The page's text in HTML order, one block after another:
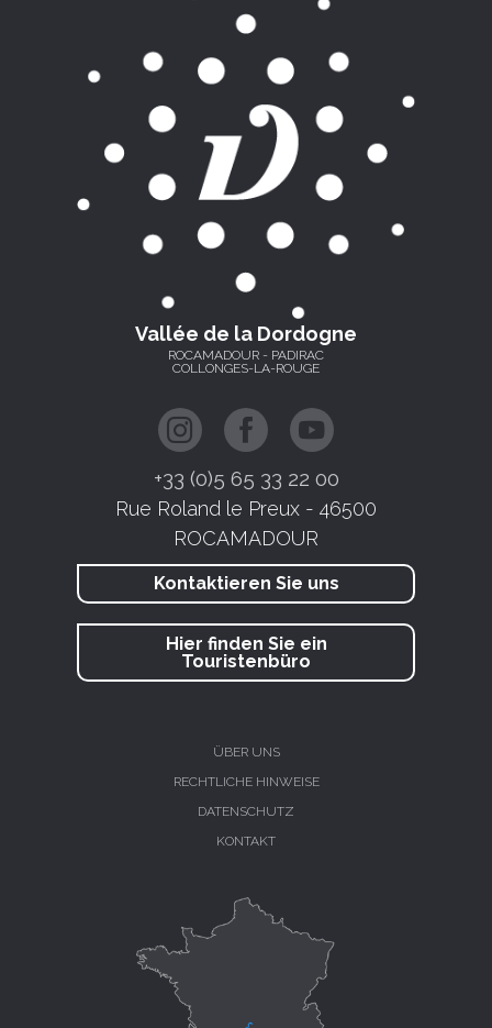
Vallée de la Dordogne
ROCAMADOUR - PADIRAC
COLLONGES-LA-ROUGE
+33 (0)5 65 33 22 00
Rue Roland le Preux - 46500
ROCAMADOUR
Kontaktieren Sie uns
Hier finden Sie ein
Touristenbüro
ÜBER UNS
RECHTLICHE HINWEISE
DATENSCHUTZ
KONTAKT